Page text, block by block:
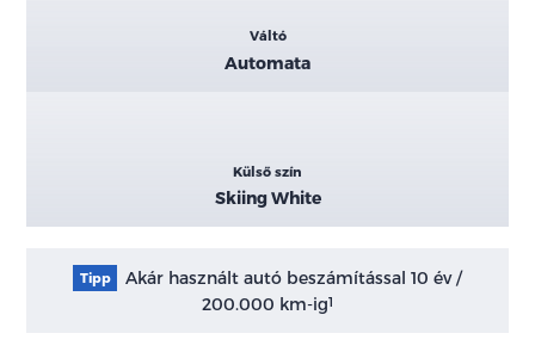
Váltó
Automata
Külső szín
Skiing White
Tipp
Akár használt autó beszámítással 10 év /
200.000 km-ig1